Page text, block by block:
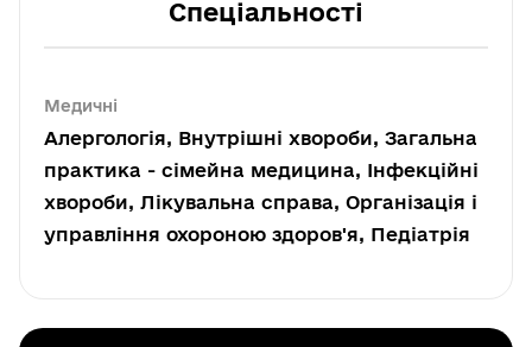
Спеціальності
Медичні
Алергологія, Внутрішні хвороби, Загальна
практика - сімейна медицина, Інфекційні
хвороби, Лікувальна справа, Організація і
управління охороною здоров'я, Педіатрія